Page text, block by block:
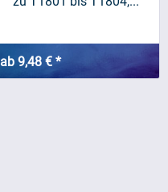
ab 9,48 € *